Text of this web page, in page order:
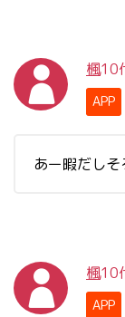
楓10
APP
あー暇だし
楓10
APP